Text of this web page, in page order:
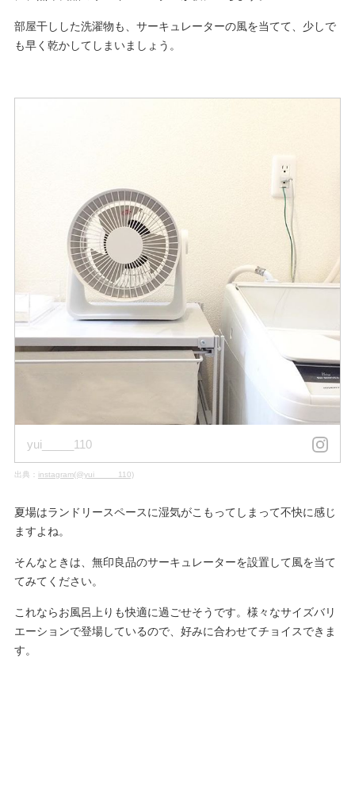
部屋干しした洗濯物も、サーキュレーターの風を当てて、少しで
も早く乾かしてしまいましょう。
yui_____110
出典： instagram(@yui_____110)
夏場はランドリースペースに湿気がこもってしまって不快に感じ
ますよね。
そんなときは、無印良品のサーキュレーターを設置して風を当て
てみてください。
これならお風呂上りも快適に過ごせそうです。様々なサイズバリ
エーションで登場しているので、好みに合わせてチョイスできま
す。